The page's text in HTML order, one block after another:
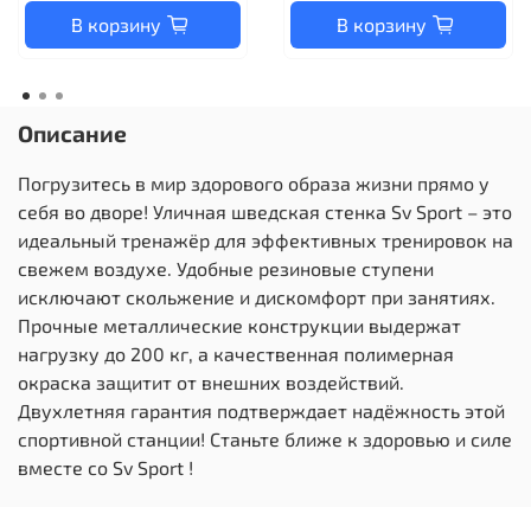
В корзину В корзину
Описание
Погрузитесь в мир здорового образа жизни прямо у
себя во дворе! Уличная шведская стенка Sv Sport – это
идеальный тренажёр для эффективных тренировок на
свежем воздухе. Удобные резиновые ступени
исключают скольжение и дискомфорт при занятиях.
Прочные металлические конструкции выдержат
нагрузку до 200 кг, а качественная полимерная
окраска защитит от внешних воздействий.
Двухлетняя гарантия подтверждает надёжность этой
спортивной станции! Станьте ближе к здоровью и силе
вместе со Sv Sport !